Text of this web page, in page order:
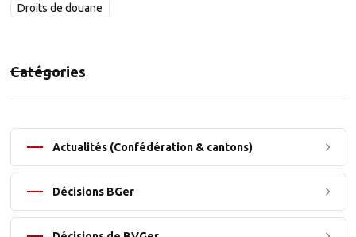
Droits de douane
Catégories
Actualités (Confédération & cantons)
Décisions BGer